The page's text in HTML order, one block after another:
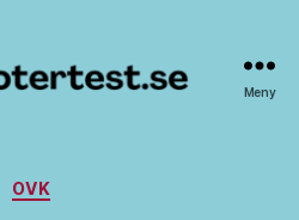
Meny
Kategorier
OVK